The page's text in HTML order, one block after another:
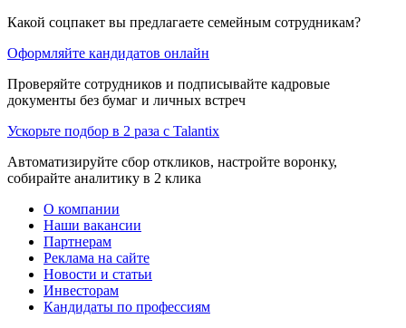
Какой соцпакет вы предлагаете семейным сотрудникам?
Оформляйте кандидатов онлайн
Проверяйте сотрудников и подписывайте кадровые
документы без бумаг и личных встреч
Ускорьте подбор в 2 раза с Talantix
Автоматизируйте сбор откликов, настройте воронку,
собирайте аналитику в 2 клика
О компании
Наши вакансии
Партнерам
Реклама на сайте
Новости и статьи
Инвесторам
Кандидаты по профессиям